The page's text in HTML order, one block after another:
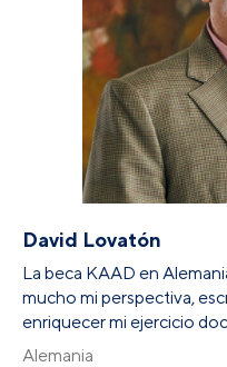
David Lovatón
La beca KAAD en
mucho mi perspectiva,
enriquecer mi ejercicio
Alemania